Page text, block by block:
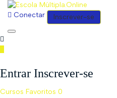
Conectar Inscrever-se
Toggle
Entrar Inscrever-se
Cursos Favoritos 0